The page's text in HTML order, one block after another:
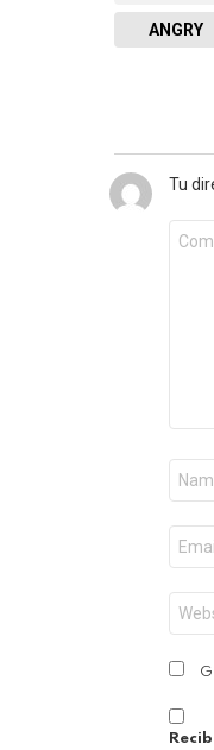
ANGRY
Tu
*